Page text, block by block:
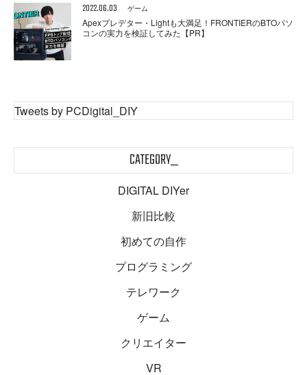
2022.06.03 ゲーム
Apexプレデター・Lightも大満足！FRONTIERのBTOパソ
コンの実力を検証してみた【PR】
Tweets by PCDigital_DIY
CATEGORY_
DIGITAL DIYer
新旧比較
初めての自作
プログラミング
テレワーク
ゲーム
クリエイター
VR